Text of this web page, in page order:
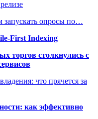
запускать опросы по…
First Indexing
торгов столкнулись с
что прячется за
как эффективно